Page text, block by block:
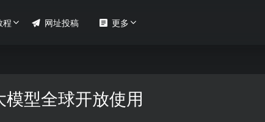
程  网址投稿  更多
型全球开放使用